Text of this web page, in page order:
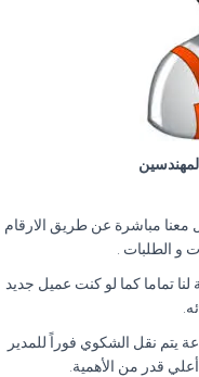
مباشرة عن طريق الارقام
و الطلبات .
لنا تماما كما لو كنت عميل جديد
لم يتم حل مشكلتك في خلال 48 ساعة يتم نقل الشكوي فوراً للمدير
قدر من الأهمية.